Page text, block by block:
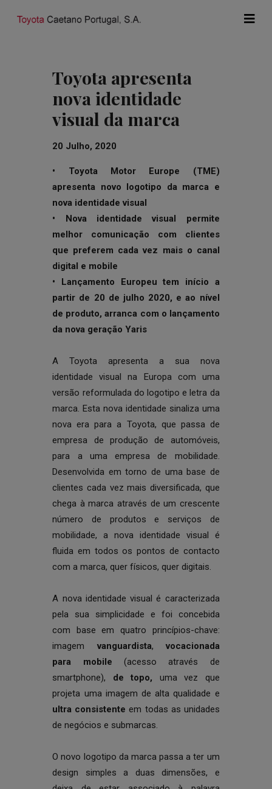
Toyota apresenta
nova identidade
visual da marca
20 Julho, 2020
• Toyota Motor Europe (TME)
apresenta novo logotipo da marca e
nova identidade visual
• Nova identidade visual permite
melhor comunicação com clientes
que preferem cada vez mais o canal
digital e mobile
• Lançamento Europeu tem início a
partir de 20 de julho 2020, e ao nível
de produto, arranca com o lançamento
da nova geração Yaris
A Toyota apresenta a sua nova
identidade visual na Europa com uma
versão reformulada do logotipo e letra da
marca. Esta nova identidade sinaliza uma
nova era para a Toyota, que passa de
empresa de produção de automóveis,
para a uma empresa de mobilidade.
Desenvolvida em torno de uma base de
clientes cada vez mais diversificada, que
chega à marca através de um crescente
número de produtos e serviços de
mobilidade, a nova identidade visual é
fluida em todos os pontos de contacto
com a marca, quer físicos, quer digitais.
A nova identidade visual é caracterizada
pela sua simplicidade e foi concebida
com base em quatro princípios-chave:
imagem vanguardista, vocacionada
para mobile (acesso através de
smartphone), de topo, uma vez que
projeta uma imagem de alta qualidade e
ultra consistente em todas as unidades
de negócios e submarcas.
O novo logotipo da marca passa a ter um
design simples a duas dimensões, e